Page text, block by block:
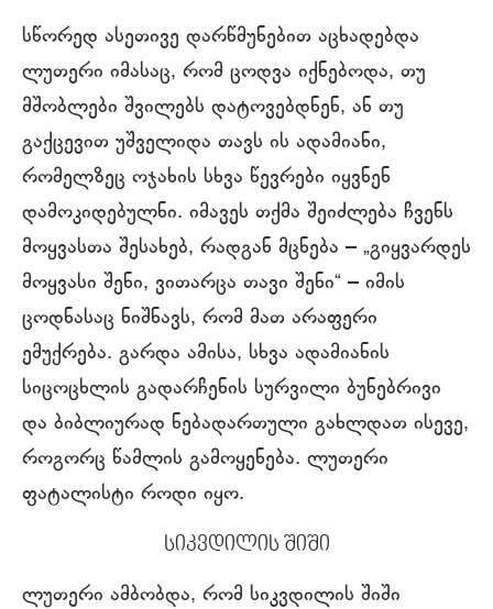
სწორედ ასეთივე დარწმუნებით აცხადებდა
ლუთერი იმასაც, რომ ცოდვა იქნებოდა, თუ
მშობლები შვილებს დატოვებდნენ, ან თუ
გაქცევით უშველიდა თავს ის ადამიანი,
რომელზეც ოჯახის სხვა წევრები იყვნენ
დამოკიდებულნი. იმავეს თქმა შეიძლება ჩვენს
მოყვასთა შესახებ, რადგან მცნება ‒ „გიყვარდეს
მოყვასი შენი, ვითარცა თავი შენი“ ‒ იმის
ცოდნასაც ნიშნავს, რომ მათ არაფერი
ემუქრება. გარდა ამისა, სხვა ადამიანის
სიცოცხლის გადარჩენის სურვილი ბუნებრივი
და ბიბლიურად ნებადართული გახლდათ ისევე,
როგორც წამლის გამოყენება. ლუთერი
ფატალისტი როდი იყო.
სიკვდილის შიში
ლუთერი ამბობდა, რომ სიკვდილის შიში